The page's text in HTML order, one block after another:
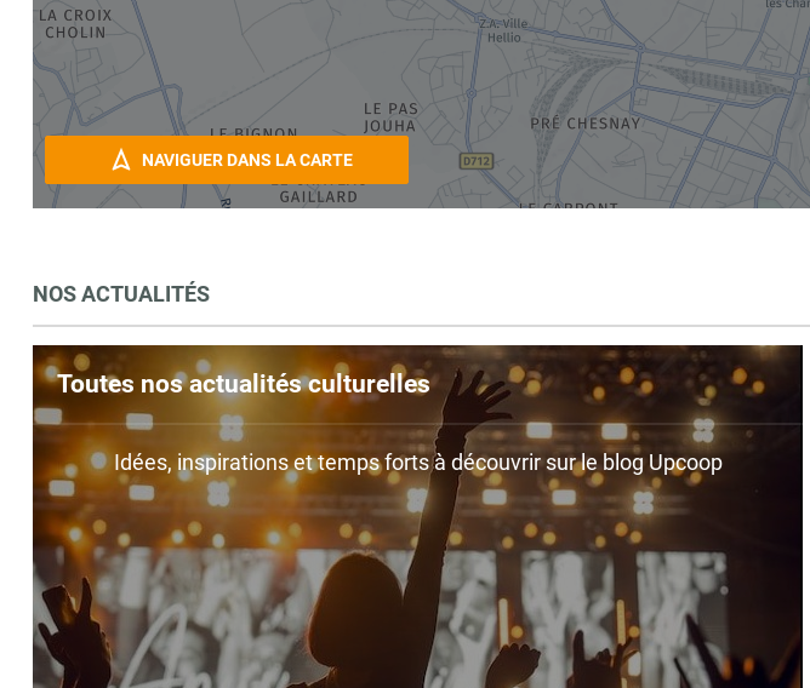
NAVIGUER DANS LA CARTE
NOS ACTUALITÉS
Toutes nos actualités culturelles
Idées, inspirations et temps forts à découvrir sur le blog Upcoop